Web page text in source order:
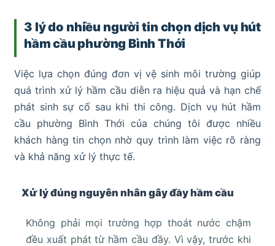
3 lý do nhiều người tin chọn dịch vụ hút
hầm cầu phường Bình Thới
Việc lựa chọn đúng đơn vị vệ sinh môi trường giúp
quá trình xử lý hầm cầu diễn ra hiệu quả và hạn chế
phát sinh sự cố sau khi thi công. Dịch vụ hút hầm
cầu phường Bình Thới của chúng tôi được nhiều
khách hàng tin chọn nhờ quy trình làm việc rõ ràng
và khả năng xử lý thực tế.
Xử lý đúng nguyên nhân gây đầy hầm cầu
Không phải mọi trường hợp thoát nước chậm
đều xuất phát từ hầm cầu đầy. Vì vậy, trước khi